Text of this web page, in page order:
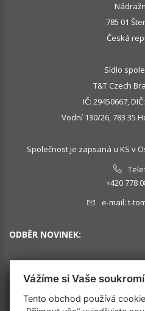
785 01
Česká
Sídlo
T&T Czech
IČ: 29450667,
Vodní 130/26, 783 35
Společnost je zapsaná u KS v
+420 778
e-mail: t-
ODBĚR NOVINEK:
Vážíme si Vaše soukromí
Tento obchod používá